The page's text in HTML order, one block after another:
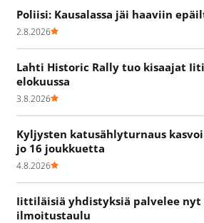
Poliisi: Kausalassa jäi haaviin
2.8.2026
Lahti Historic Rally tuo kisaajat
elokuussa
3.8.2026
Kyljysten katusählyturnaus
jo 16 joukkuetta
4.8.2026
Iittiläisiä yhdistyksiä palvelee
ilmoitustaulu